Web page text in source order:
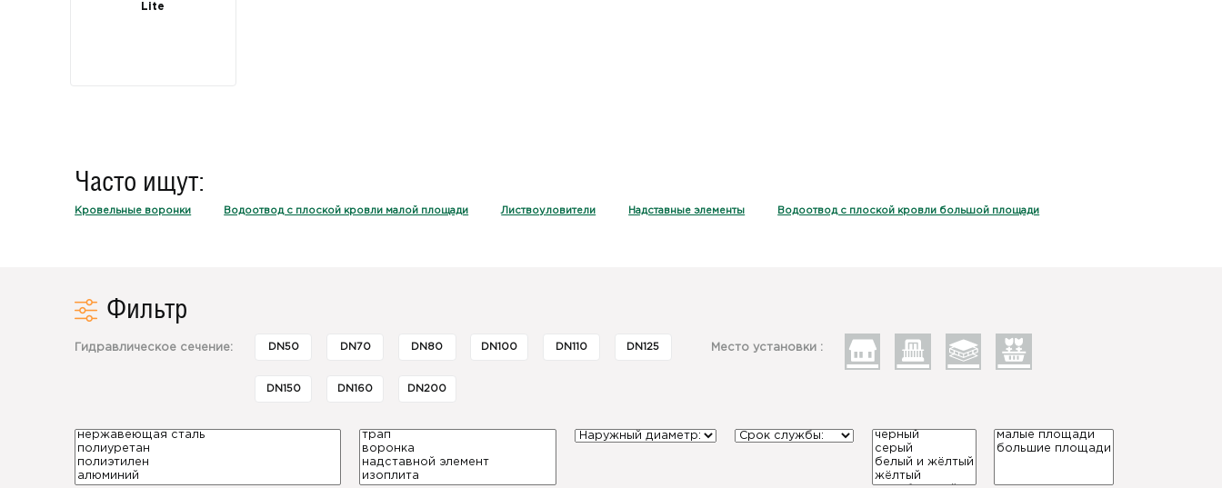
Lite
Часто ищут:
Кровельные воронки Водоотвод с плоской кровли малой площади Листвоуловители Надставные элементы Водоотвод с плоской кровли большой площади
Фильтр
Гидравлическое сечение: DN50 DN70 DN80 DN100 DN110 DN125
DN150 DN160 DN200
Место установки :